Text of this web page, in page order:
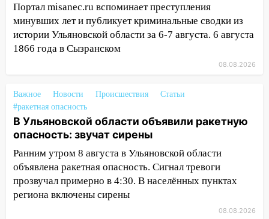
16:35 В Ульяновске установили ещё
девять бункеров для крупногабаритного
мусора
В Ульяновске бесплатно покажут
16:12 В Ульяновском госуниверситете
разработают отечественный прибор для
цифровой ПЦР
15:47 Ульяновцы могут вернуть деньги
за абонементы закрывшегося фитнес-
клуба «Рекорд-Fitness»
15:34 После вмешательства
Портал misanec.ru вспоминает преступления
минувших лет и публикует криминальные сводки из
истории Ульяновской области за 6-7 августа. 6 августа
1866 года в Сызранском
08.08.2026
Важное Новости Происшествия
Статьи
#ракетная опасность
В Ульяновской области объявили ракетную
опасность: звучат сирены
Ранним утром 8 августа в Ульяновской области
объявлена ракетная опасность. Сигнал тревоги
прозвучал примерно в 4:30. В населённых пунктах
региона включены сирены
08.08.2026